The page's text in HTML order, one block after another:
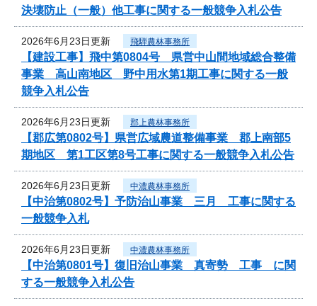
決壊防止（一般）他工事に関する一般競争入札公告
2026年6月23日更新 飛騨農林事務所
【建設工事】飛中第0804号 県営中山間地域総合整備
事業 高山南地区 野中用水第1期工事に関する一般
競争入札公告
2026年6月23日更新 郡上農林事務所
【郡広第0802号】県営広域農道整備事業 郡上南部5
期地区 第1工区第8号工事に関する一般競争入札公告
2026年6月23日更新 中濃農林事務所
【中治第0802号】予防治山事業 三月 工事に関する
一般競争入札
2026年6月23日更新 中濃農林事務所
【中治第0801号】復旧治山事業 真寄勢 工事 に関
する一般競争入札公告